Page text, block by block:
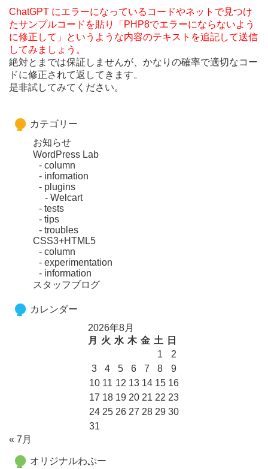
ChatGPT にエラーになっているコードやネットで見つけ
たサンプルコードを貼り「PHP8でエラーにならないよう
に修正して」というような内容のテキストを追記して送信
してみましょう。
絶対とまでは保証しませんが、かなりの確率で適切なコー
ドに修正されて返してきます。
是非試してみてください。
カテゴリー
お知らせ
WordPress Lab
column
infomation
plugins
Welcart
tests
tips
troubles
CSS3+HTML5
column
experimentation
information
スタッフブログ
カレンダー
2026年8月
月
火 水 木 金 土
日
1
2
3
4 5 6 7 8
9
10 11 12 13 14 15 16
17 18 19 20 21 22 23
24 25 26 27 28 29 30
31
« 7月
オリジナルわぷー